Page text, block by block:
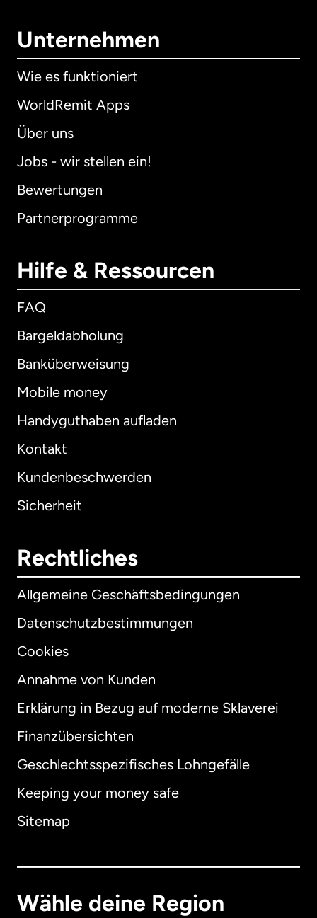
Unternehmen
Wie es funktioniert
WorldRemit Apps
Über uns
Jobs - wir stellen ein!
Bewertungen
Partnerprogramme
Hilfe & Ressourcen
FAQ
Bargeldabholung
Banküberweisung
Mobile money
Handyguthaben aufladen
Kontakt
Kundenbeschwerden
Sicherheit
Rechtliches
Allgemeine Geschäftsbedingungen
Datenschutzbestimmungen
Cookies
Annahme von Kunden
Erklärung in Bezug auf moderne Sklaverei
Finanzübersichten
Geschlechtsspezifisches Lohngefälle
Keeping your money safe
Sitemap
Wähle deine Region
International English
Australien